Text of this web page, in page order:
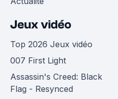
Jeux vidéo
Top 2026 Jeux vidéo
007 First Light
Assassin's Creed: Black
Flag - Resynced